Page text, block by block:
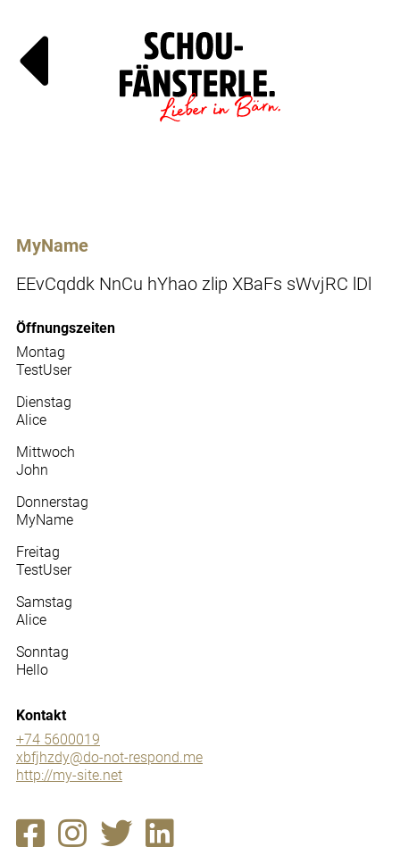
MyName
EEvCqddk NnCu hYhao zlip XBaFs sWvjRC lDl
Öffnungszeiten
Montag
TestUser
Dienstag
Alice
Mittwoch
John
Donnerstag
MyName
Freitag
TestUser
Samstag
Alice
Sonntag
Hello
Kontakt
+74 5600019
xbfjhzdy@do-not-respond.me
http://my-site.net